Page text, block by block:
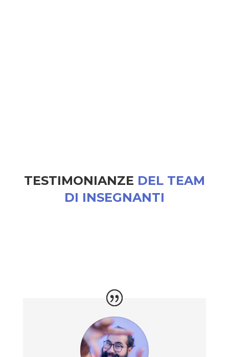
TESTIMONIANZE DEL TEAM
DI INSEGNANTI